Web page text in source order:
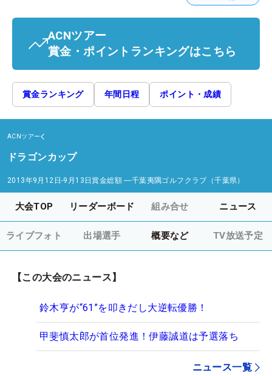
ACNツアー
賞金・ポイントランキングはこちら
賞金ランキング 年間日程 ポイント・成績
ACNツアー
ドラゴンカップ
2013年9月12日-9月13日賞金総額 ―千葉夷隅ゴルフクラブ（千葉県）
大会TOP リーダーボード 組み合せ ニュース
ライブフォト 出場選手 概要など TV放送予定
【この大会のニュース】
鈴木亨が“61”を叩きだし大逆転優勝！
甲斐慎太郎が首位発進！伊藤誠道は予選落ち
ニュース一覧